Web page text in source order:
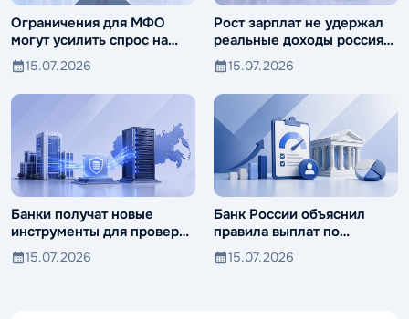
Ограничения для МФО
могут усилить спрос на
ломбарды
15.07.2026
Рост зарплат не удержал
реальные доходы россиян
от падения
15.07.2026
Банки получат новые
инструменты для проверки
компаний и клиентов
15.07.2026
Банк России объяснил
правила выплат по
вкладам иностранцев
15.07.2026